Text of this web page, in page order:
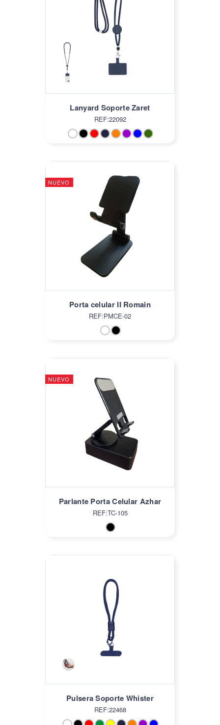
Lanyard Soporte Zaret
REF:22092
NUEVO
Porta celular II Romain
REF:PMCE-02
NUEVO
Parlante Porta Celular Azhar
REF:TC-105
Pulsera Soporte Whister
REF:22468